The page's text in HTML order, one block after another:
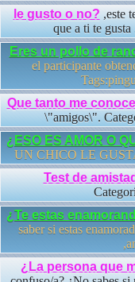
le gusto o no? ,este
que a ti te
Eres un pollo de
el participante
Que tanto me
\"amigos\".
¿ESO ES AMOR O
UN CHICO LE
Test de amistad
¿Te estas
saber si estas
¿La persona que